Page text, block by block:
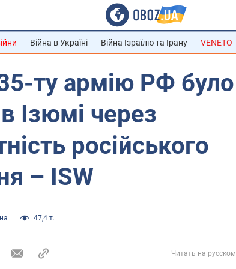
Війна в Україні Війна Ізраїлю та Ірану VENETO
ту армію РФ було
Ізюмі через
російського
– ISW
47,4 т.
Читать на русском